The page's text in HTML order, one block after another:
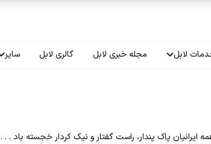
لابل مجله خبری لابل گالری لابل سایر
ایرانیان پاک پندار، راست گفتار و نیک کردار خجسته باد . . .